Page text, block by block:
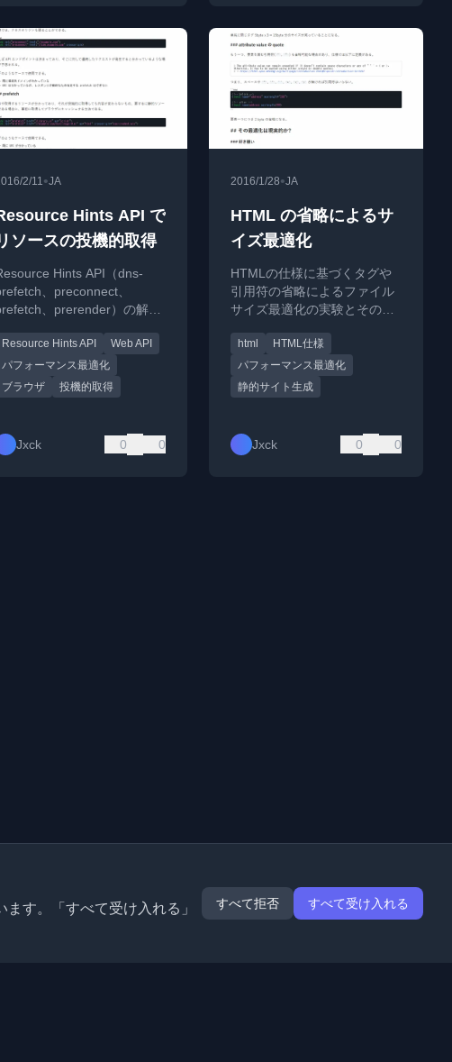
2/11•JA
Hints API で
ソースの投機的取得
Hints API（dns-
、preconnect、
、prerender）の解説
適用事例について説明しま
す。
Resource Hints API
Web API
パフォーマンス最適化
ブラウザ
投機的取得
Jxck 0 0
2016/1/28•JA
HTML の省略によるサ
イズ最適化
HTMLの仕様に基づくタグや
引用符の省略によるファイル
サイズ最適化の実験とその効
html
HTML仕様
パフォーマンス最適化
静的サイト生成
Jxck 0 0
す。「すべて受け入れる」
すべて拒否 すべて受け入れる